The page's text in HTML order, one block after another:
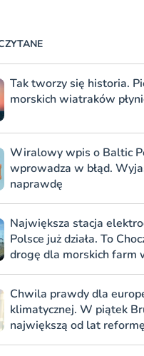
Tak tworzy się historia.
morskich wiatraków
Wiralowy wpis o Baltic
wprowadza w błąd.
naprawdę
Największa stacja
Polsce już działa. To
drogę dla morskich farm
Chwila prawdy dla
klimatycznej. W piątek
największą od lat